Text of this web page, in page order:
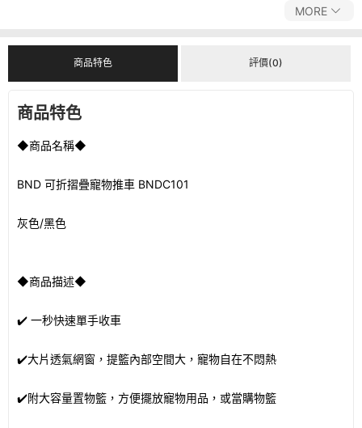
MORE
商品特色 評價(0)
商品特色
◆商品名稱◆
BND 可折摺疊寵物推車 BNDC101
灰色/黑色
◆商品描述◆
✔️ 一秒快速單手收車
✔️大片透氣網窗，提籃內部空間大，寵物自在不悶熱
✔️附大容量置物籃，方便擺放寵物用品，或當購物籃